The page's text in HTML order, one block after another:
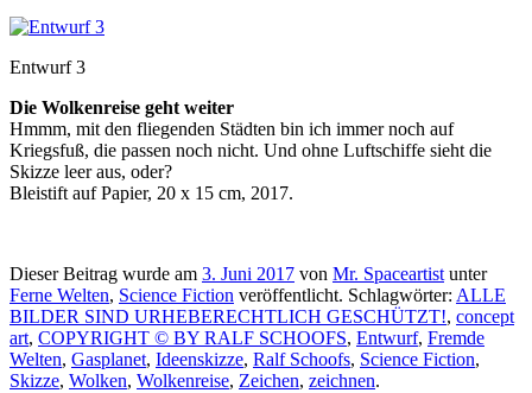
Entwurf 3
Die Wolkenreise geht weiter
Hmmm, mit den fliegenden Städten bin ich immer noch auf
Kriegsfuß, die passen noch nicht. Und ohne Luftschiffe sieht die
Skizze leer aus, oder?
Bleistift auf Papier, 20 x 15 cm, 2017.
Dieser Beitrag wurde am 3. Juni 2017 von Mr. Spaceartist unter
Ferne Welten, Science Fiction veröffentlicht. Schlagwörter: ALLE
BILDER SIND URHEBERECHTLICH GESCHÜTZT!, concept
art, COPYRIGHT © BY RALF SCHOOFS, Entwurf, Fremde
Welten, Gasplanet, Ideenskizze, Ralf Schoofs, Science Fiction,
Skizze, Wolken, Wolkenreise, Zeichen, zeichnen.